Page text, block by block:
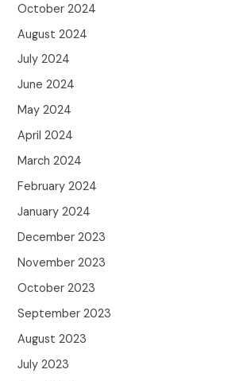
October 2024
August 2024
July 2024
June 2024
May 2024
April 2024
March 2024
February 2024
January 2024
December 2023
November 2023
October 2023
September 2023
August 2023
July 2023